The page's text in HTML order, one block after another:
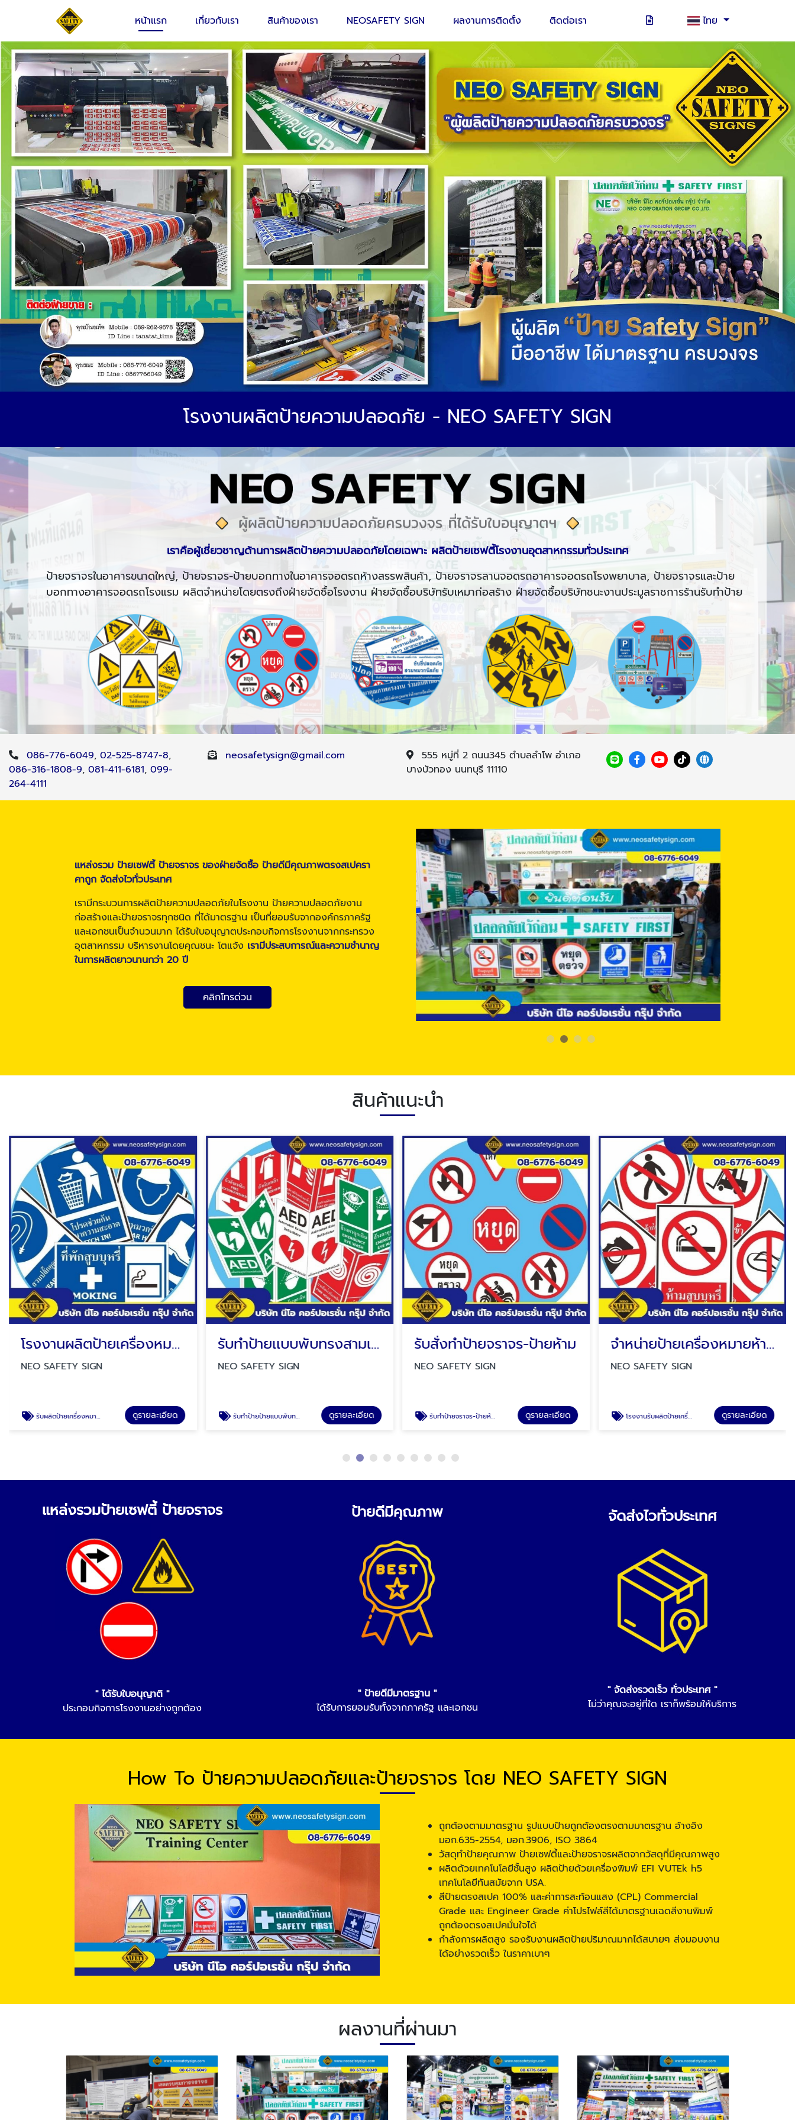
หน้าแรก เกี่ยวกับเรา สินค้าของเรา NEOSAFETY SIGN ผลงานการติดตั้ง ติดต่อเรา ไทย
โรงงานผลิตป้ายความปลอดภัย - NEO SAFETY SIGN
เราคือผู้เชี่ยวชาญด้านการผลิตป้ายความปลอดภัยโดยเฉพาะ ผลิตป้ายเซฟตี้โรงงานอุตสาหกรรมทั่วประเทศ
ป้ายจราจรในอาคารขนาดใหญ่, ป้ายจราจร-ป้ายบอกทางในอาคารจอดรถห้างสรรพสินค้า, ป้ายจราจรลานจอดรถอาคารจอดรถโรงพยาบาล, ป้ายจราจรและป้าย
บอกทางอาคารจอดรถโรงแรม ผลิตจำหน่ายโดยตรงถึงฝ่ายจัดซื้อโรงงาน ฝ่ายจัดซื้อบริษัทรับเหมาก่อสร้าง ฝ่ายจัดซื้อบริษัทชนะงานประมูลราชการร้านรับทำป้าย
086-776-6049, 02-525-8747-8,
086-316-1808-9, 081-411-6181, 099-
264-4111
neosafetysign@gmail.com
555 หมู่ที่ 2 ถนน345 ตำบลลำโพ อำเภอ
บางบัวทอง นนทบุรี 11110
แหล่งรวม ป้ายเซฟตี้ ป้ายจราจร ของฝ่ายจัดซื้อ ป้ายดีมีคุณภาพตรงสเปครา
คาถูก จัดส่งไวทั่วประเทศ
เรามีกระบวนการผลิตป้ายความปลอดภัยในโรงงาน ป้ายความปลอดภัยงาน
ก่อสร้างและป้ายจราจรทุกชนิด ที่ได้มาตรฐาน เป็นที่ยอมรับจากองค์กรภาครัฐ
และเอกชนเป็นจำนวนมาก ได้รับใบอนุญาตประกอบกิจการโรงงานจากกระทรวง
อุตสาหกรรม บริหารงานโดยคุณชนะ โตแจ้ง เรามีประสบการณ์และความชำนาญ
ในการผลิตยาวนานกว่า 20 ปี
คลิกโทรด่วน
สินค้าแนะนำ
โรงงานผลิตป้ายเครื่องหมายบังคับ
NEO SAFETY SIGN
รับผลิตป้ายเครื่องหมายบังคับ ดูรายละเอียด
รับทำป้ายเเบบพับทรงสามเหลี่ยม
NEO SAFETY SIGN
รับทำป้ายป้ายเเบบพับทรงสามเหลี่ยม ป้ายสวมถังดับเพลิง ป้ายสายดับเพลิง ป้ายล้างตาฉุกเฉิน ดูรายละเอียด
รับสั่งทำป้ายจราจร-ป้ายห้าม
NEO SAFETY SIGN
รับทำป้ายจราจร-ป้ายห้าม ดูรายละเอียด
จำหน่ายป้ายเครื่องหมายห้าม
NEO SAFETY SIGN
โรงงานรับผลิตป้ายเครื่องหมายห้าม ดูรายละเอียด
แหล่งรวมป้ายเซฟตี้ ป้ายจราจร
" ได้รับใบอนุญาติ "
ประกอบกิจการโรงงานอย่างถูกต้อง
ป้ายดีมีคุณภาพ
" ป้ายดีมีมาตรฐาน "
ได้รับการยอมรับทั้งจากภาครัฐ และเอกชน
จัดส่งไวทั่วประเทศ
" จัดส่งรวดเร็ว ทั่วประเทศ "
ไม่ว่าคุณจะอยู่ที่ใด เราก็พร้อมให้บริการ
How To ป้ายความปลอดภัยและป้ายจราจร โดย NEO SAFETY SIGN
ถูกต้องตามมาตรฐาน รูปแบบป้ายถูกต้องตรงตามมาตรฐาน อ้างอิง
มอก.635-2554, มอก.3906, ISO 3864
วัสดุทำป้ายคุณภาพ ป้ายเซฟตี้และป้ายจราจรผลิตจากวัสดุที่มีคุณภาพสูง
ผลิตด้วยเทคโนโลยีชั้นสูง ผลิตป้ายด้วยเครื่องพิมพ์ EFI VUTEk h5
เทคโนโลยีทันสมัยจาก USA.
สีป้ายตรงสเปค 100% และค่าการสะท้อนแสง (CPL) Commercial
Grade และ Engineer Grade ค่าโปรไฟล์สีได้มาตรฐานเฉดสีงานพิมพ์
ถูกต้องตรงสเปคมั่นใจได้
กำลังการผลิตสูง รองรับงานผลิตป้ายปริมาณมากได้สบายๆ ส่งมอบงาน
ได้อย่างรวดเร็ว ในราคาเบาๆ
ผลงานที่ผ่านมา